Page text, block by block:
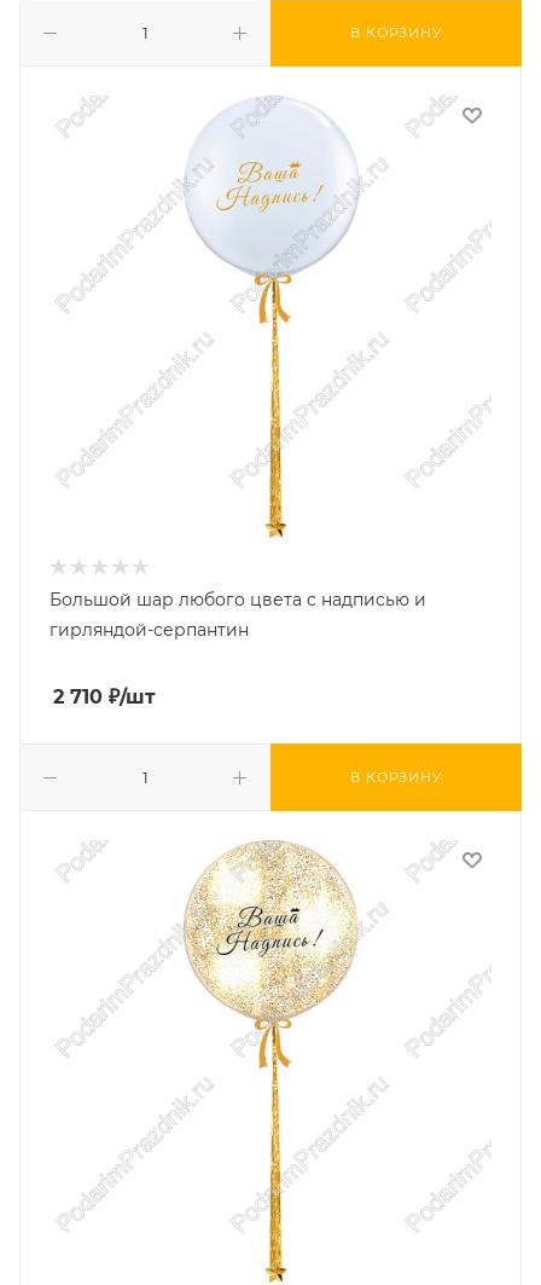
В КОРЗИНУ
Большой шар любого цвета с надписью и
гирляндой-серпантин
2 710 ₽/шт
В КОРЗИНУ